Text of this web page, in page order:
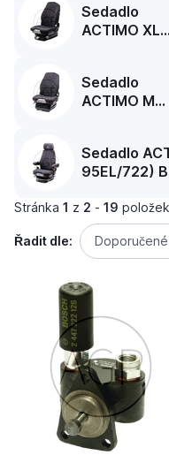
Sedadlo
ACTIMO XL
Sedadlo
ACTIMO M
Sedadlo
95EL/722)
Stránka 1 z 2 - 19
Řadit dle: Doporučené